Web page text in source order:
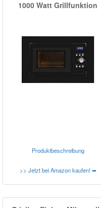
1000 Watt Grillfunktion
Produktbeschreibung
>> Jetzt bei Amazon kaufen! ➥